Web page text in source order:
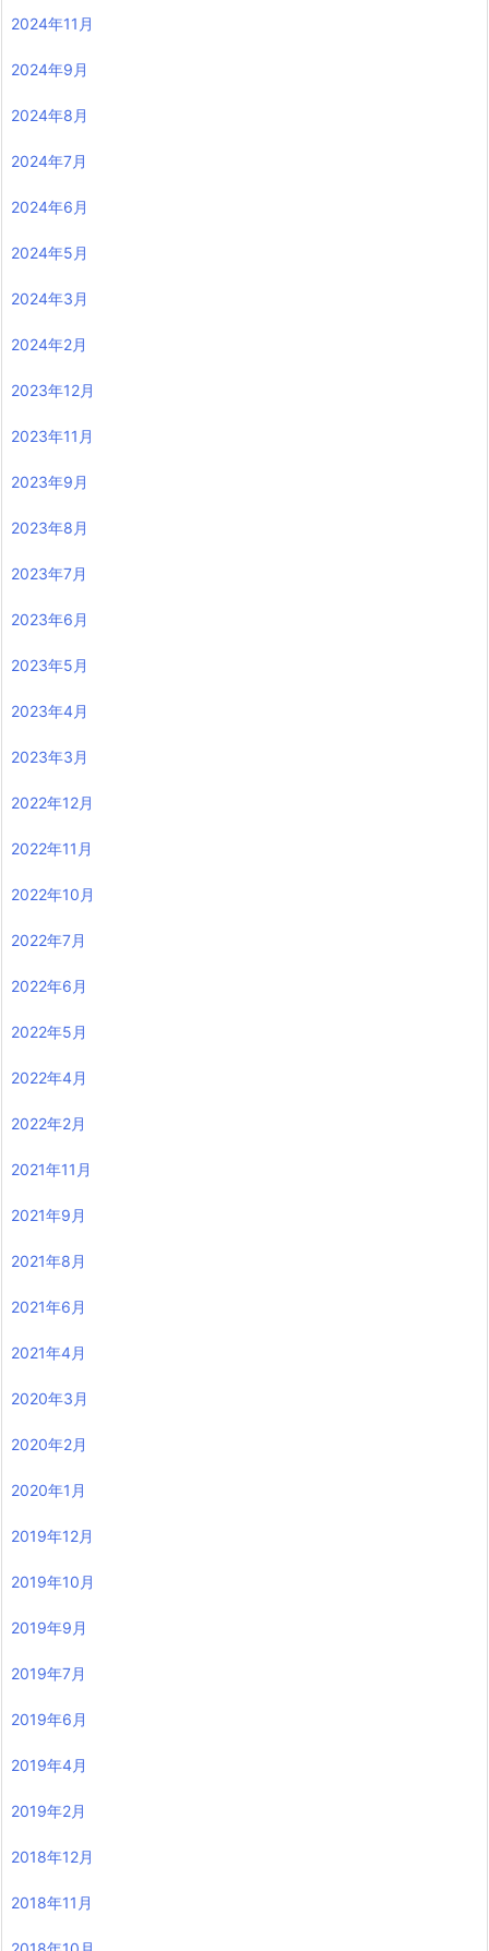
2024年11月
2024年9月
2024年8月
2024年7月
2024年6月
2024年5月
2024年3月
2024年2月
2023年12月
2023年11月
2023年9月
2023年8月
2023年7月
2023年6月
2023年5月
2023年4月
2023年3月
2022年12月
2022年11月
2022年10月
2022年7月
2022年6月
2022年5月
2022年4月
2022年2月
2021年11月
2021年9月
2021年8月
2021年6月
2021年4月
2020年3月
2020年2月
2020年1月
2019年12月
2019年10月
2019年9月
2019年7月
2019年6月
2019年4月
2019年2月
2018年12月
2018年11月